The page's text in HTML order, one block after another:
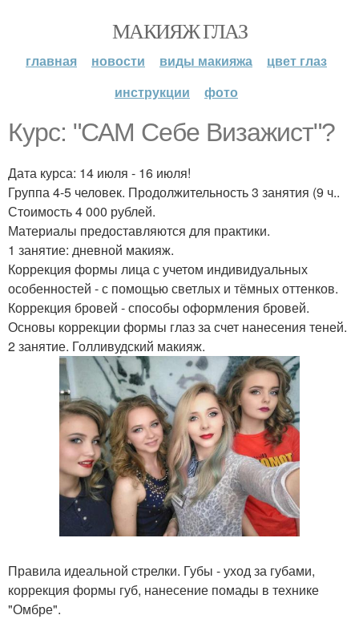
МАКИЯЖ ГЛАЗ
главная новости виды макияжа
цвет глаз
инструкции
фото
Курс: "САМ Себе Визажист"?
Дата курса: 14 июля - 16 июля!
Группа 4-5 человек. Продолжительность 3 занятия (9 ч..
Стоимость 4 000 рублей.
Материалы предоставляются для практики.
1 занятие: дневной макияж.
Коррекция формы лица с учетом индивидуальных
особенностей - с помощью светлых и тёмных оттенков.
Коррекция бровей - способы оформления бровей.
Основы коррекции формы глаз за счет нанесения теней.
2 занятие. Голливудский макияж.
Правила идеальной стрелки. Губы - уход за губами,
коррекция формы губ, нанесение помады в технике
"Омбре".